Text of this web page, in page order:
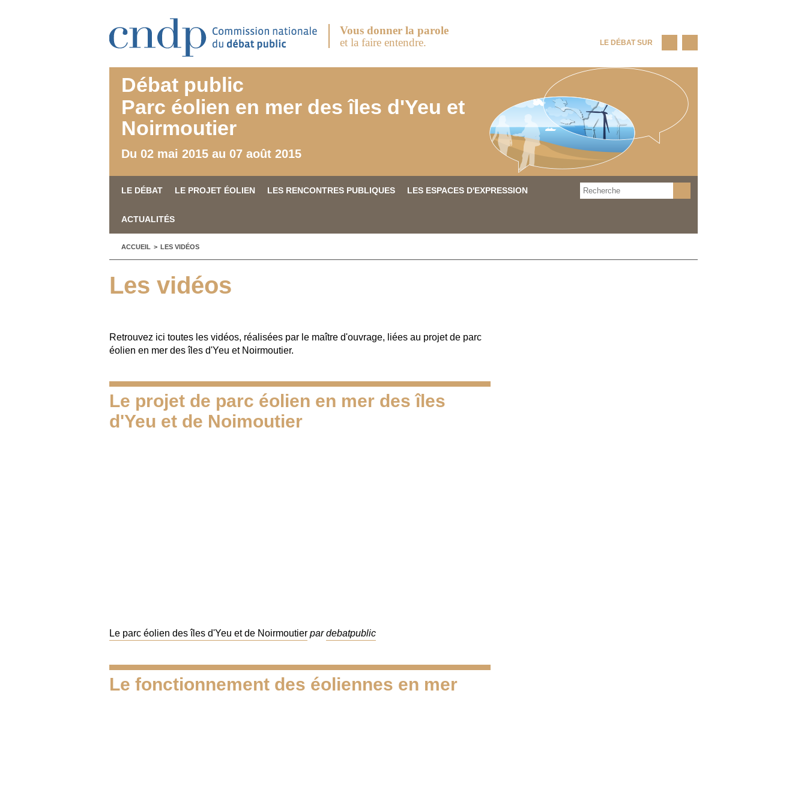
Vous donner la parole
et la faire entendre.
Débat public
Parc éolien en mer des îles d'Yeu et
Noirmoutier
Du 02 mai 2015 au 07 août 2015
LE DÉBAT LE PROJET ÉOLIEN LES RENCONTRES PUBLIQUES LES ESPACES D'EXPRESSION
ACTUALITÉS
Rechercher
LE DÉBAT SUR
VOUS ÊTES ICI
ACCUEIL > LES VIDÉOS
Les vidéos
Retrouvez ici toutes les vidéos, réalisées par le maître d'ouvrage, liées au projet de parc
éolien en mer des îles d'Yeu et Noirmoutier.
Le projet de parc éolien en mer des îles
d'Yeu et de Noimoutier
Le parc éolien des îles d'Yeu et de Noirmoutier pardebatpublic
Le fonctionnement des éoliennes en mer